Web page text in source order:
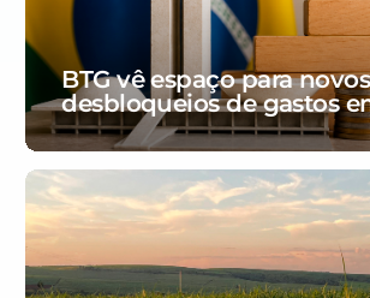
BTG vê espaço para novos
desbloqueios de gastos